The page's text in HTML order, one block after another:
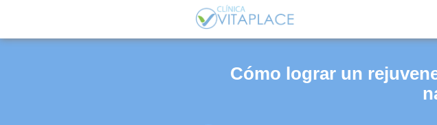
Cómo lograr un